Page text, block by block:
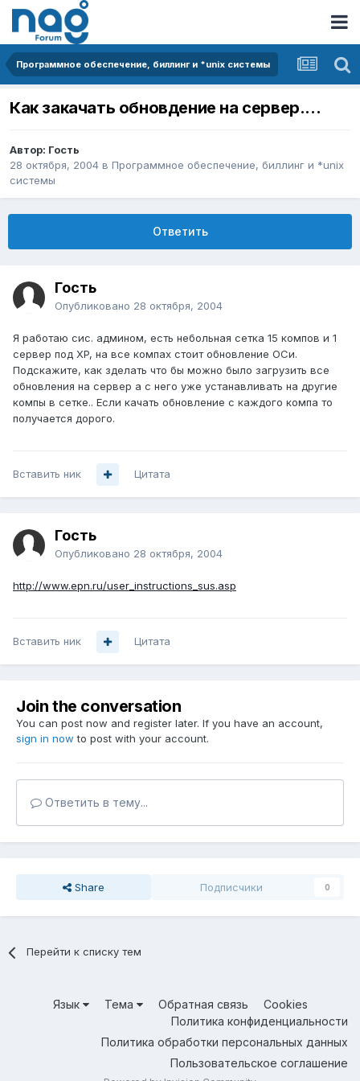
Программное обеспечение, биллинг и *unix системы
Как закачать обновдение на сервер....
Автор: Гость
28 октября, 2004 в Программное обеспечение, биллинг и *unix
системы
Ответить
Гость
Опубликовано 28 октября, 2004
Я работаю сис. админом, есть небольная сетка 15 компов и 1
сервер под XP, на все компах стоит обновление ОСи.
Подскажите, как зделать что бы можно было загрузить все
обновления на сервер а с него уже устанавливать на другие
компы в сетке.. Если качать обновление с каждого компа то
получается дорого.
Вставить ник Цитата
Гость
Опубликовано 28 октября, 2004
http://www.epn.ru/user_instructions_sus.asp
Вставить ник Цитата
Join the conversation
You can post now and register later. If you have an account,
sign in now to post with your account.
Ответить в тему...
Share Подписчики 0
Перейти к списку тем
Язык Тема Обратная связь
Cookies
Политика конфиденциальности
Политика обработки персональных данных
Пользовательское соглашение